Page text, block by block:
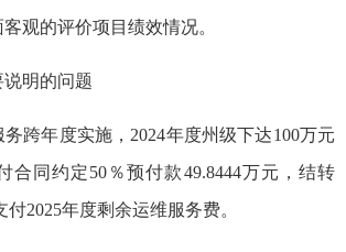
观的评价项目绩效情况。
明的问题
跨年度实施，2024年度州级下达100万元
合同约定50％预付款49.8444万元，结转
付2025年度剩余运维服务费。